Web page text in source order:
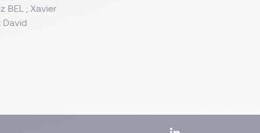
BEL ; Xavier
David